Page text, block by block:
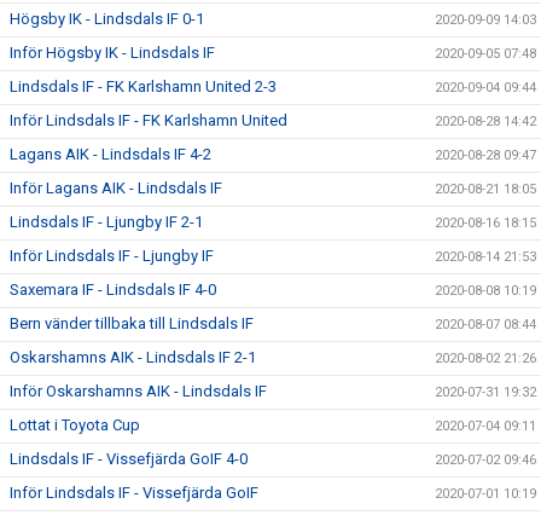
Högsby IK - Lindsdals IF 0-1 2020-09-09 14:03
Inför Högsby IK - Lindsdals IF 2020-09-05 07:48
Lindsdals IF - FK Karlshamn United 2-3 2020-09-04 09:44
Inför Lindsdals IF - FK Karlshamn United 2020-08-28 14:42
Lagans AIK - Lindsdals IF 4-2 2020-08-28 09:47
Inför Lagans AIK - Lindsdals IF 2020-08-21 18:05
Lindsdals IF - Ljungby IF 2-1 2020-08-16 18:15
Inför Lindsdals IF - Ljungby IF 2020-08-14 21:53
Saxemara IF - Lindsdals IF 4-0 2020-08-08 10:19
Bern vänder tillbaka till Lindsdals IF 2020-08-07 08:44
Oskarshamns AIK - Lindsdals IF 2-1 2020-08-02 21:26
Inför Oskarshamns AIK - Lindsdals IF 2020-07-31 19:32
Lottat i Toyota Cup 2020-07-04 09:11
Lindsdals IF - Vissefjärda GoIF 4-0 2020-07-02 09:46
Inför Lindsdals IF - Vissefjärda GoIF 2020-07-01 10:19